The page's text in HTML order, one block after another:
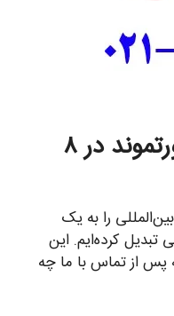
فرآیند ارسال بار به دورتموند در ۸
را به یک
تبدیل کرده‌ایم. این
پس از تماس با ما چه